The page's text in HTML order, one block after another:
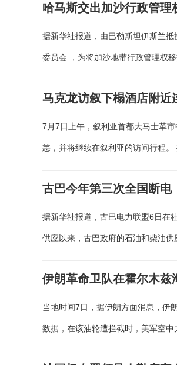
哈马斯交出加沙行政管理
据新华社报道，由巴勒斯坦伊斯兰
委员会 ，为将加沙地带行政管理权
马克龙访叙下榻酒店附近
7月7日上午，叙利亚首都大马士革
恙，并将继续在叙利亚的访问行程。
古巴今年第三次全国断电
据新华社报道，古巴电力联盟6日在
供应以来，古巴政府的石油和柴油供
伊朗革命卫队在霍尔木兹
当地时间7日，据伊朗方面消息，伊
数据，在该油轮遭拦截时，美军空中